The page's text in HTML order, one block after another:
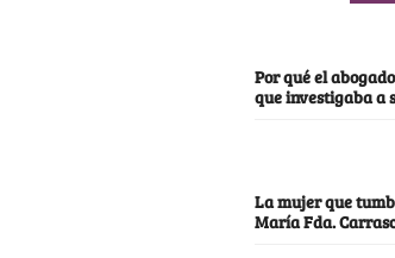
Por qué el
que investigaba a
La mujer que
María Fda.